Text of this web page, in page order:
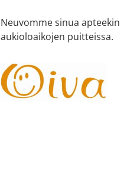
Neuvomme sinua apteekin
aukioloaikojen puitteissa.